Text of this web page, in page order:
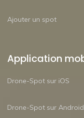
Ajouter un spot
Application
Drone-Spot sur iOS
Drone-Spot sur Android